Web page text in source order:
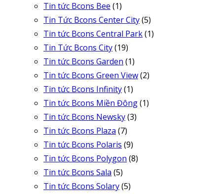
Tin tức Bcons Bee (1)
Tin Tức Bcons Center City(5)
Tin tức Bcons Central Park(1)
Tin Tức Bcons City(19)
Tin tức Bcons Garden (1)
Tin tức Bcons Green View(2)
Tin tức Bcons Infinity(1)
Tin tức Bcons Miền Đông(1)
Tin tức Bcons Newsky(3)
Tin tức Bcons Plaza (7)
Tin tức Bcons Polaris (9)
Tin tức Bcons Polygon (8)
Tin tức Bcons Sala (5)
Tin tức Bcons Solary(5)